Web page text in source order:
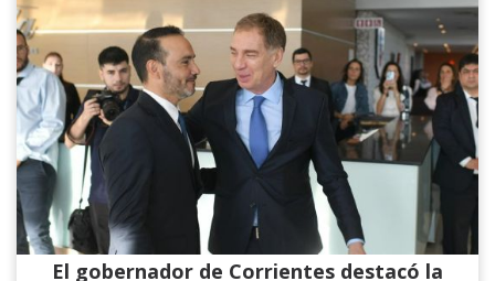
El gobernador de Corrientes destacó la